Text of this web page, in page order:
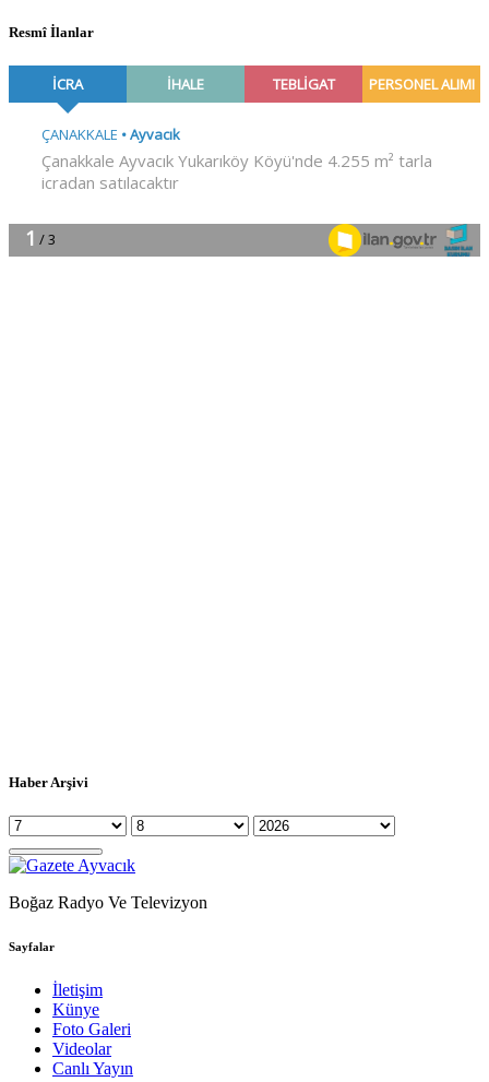
Resmî İlanlar
Haber Arşivi
Boğaz Radyo Ve Televizyon
Sayfalar
İletişim
Künye
Foto Galeri
Videolar
Canlı Yayın